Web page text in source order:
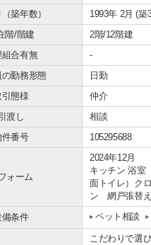
築年数）
1993年 2月 (築
階/階建
2階/12階建
組合有無
-
勤務形態
日勤
引態様
仲介
渡し
相談
件番号
105295688
ォーム
2024年12月
キッチン 浴室
面トイレ）
ン 網戸張替
備条件
ペット相談
こだわりで選